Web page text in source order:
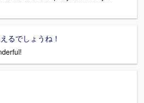
るでしょうね！